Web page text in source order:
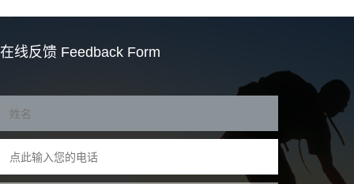
在线反馈 Feedback Form